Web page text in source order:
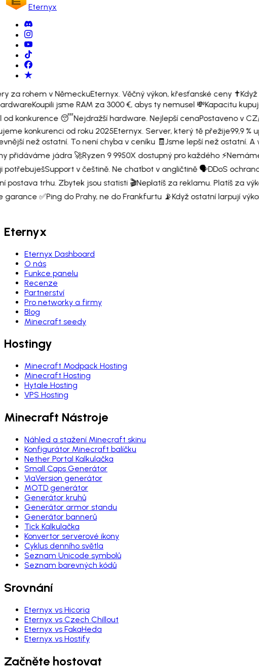
Eternyx
za rohem v NěmeckuEternyx. Věčný výkon, křesťanské ceny ✝️Když
Koupili jsme RAM za 3000 €, abys ty nemusel 💸Kapacitu
od konkurence 😴Nejdražší hardware. Nejlepší cenaPostaveno v CZ/
konkurenci od roku 2025Eternyx. Server, který tě přežije99,9 %
než ostatní. To není chyba v ceníku 🧾Jsme lepší než ostatní. A
přidáváme jádra 🚀Ryzen 9 9950X dostupný pro každého ⚡
potřebuješSupport v češtině. Ne chatbot v angličtině 🗣️DDoS
postava trhu. Zbytek jsou statisti 🎬Neplatíš za reklamu. Platíš za
garance ✅Ping do Prahy, ne do Frankfurtu 📡Když ostatní larpují
Eternyx
Eternyx Dashboard
O nás
Funkce panelu
Recenze
Partnerství
Pro networky a firmy
Blog
Minecraft seedy
Hostingy
Minecraft Modpack Hosting
Minecraft Hosting
Hytale Hosting
VPS Hosting
Minecraft Nástroje
Náhled a stažení Minecraft skinu
Konfigurátor Minecraft balíčku
Nether Portal Kalkulačka
Small Caps Generátor
ViaVersion generátor
MOTD generátor
Generátor kruhů
Generátor armor standu
Generátor bannerů
Tick Kalkulačka
Konvertor serverové ikony
Cyklus denního světla
Seznam Unicode symbolů
Seznam barevných kódů
Srovnání
Eternyx vs Hicoria
Eternyx vs Czech Chillout
Eternyx vs FakaHeda
Eternyx vs Hostify
Začněte hostovat